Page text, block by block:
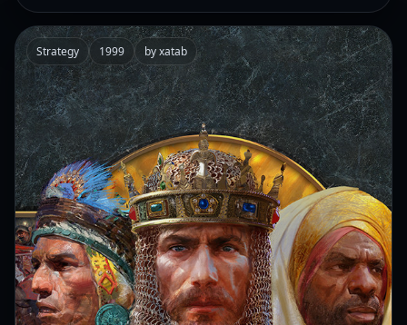
Strategy 1999 by xatab